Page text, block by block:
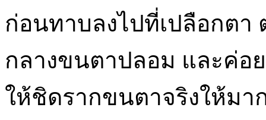
ก่อนทาบลงไปที่เปลือกต
กลางขนตาปลอม และค่อ
ให้ชิดรากขนตาจริงให้ม